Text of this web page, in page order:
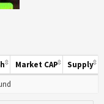
Market CAP
Supply